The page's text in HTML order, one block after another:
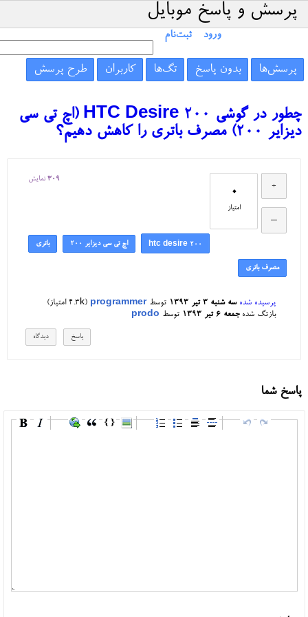
پرسش و پاسخ موبایل
ورود ثبت‌نام
پرسش‌ها بدون پاسخ تگ‌ها کاربران طرح پرسش
چطور در گوشی HTC Desire 200 (اچ تی سی
دیزایر 200) مصرف باتری را کاهش دهیم؟
0
امتیاز
309 نمایش
htc desire 200 اچ تی سی دیزایر ۲۰۰ باتری
مصرف باتری
پرسیده شده سه شنبه ۳ تیر ۱۳۹۳ توسطprogrammer
(
4.3k امتیاز)
بازتگ شده جمعه ۶ تیر ۱۳۹۳ توسط prodo
پاسخ شما